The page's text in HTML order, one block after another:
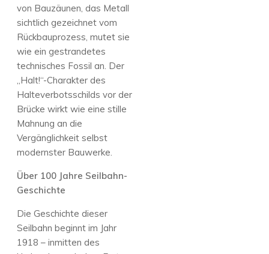
von Bauzäunen, das Metall
sichtlich gezeichnet vom
Rückbauprozess, mutet sie
wie ein gestrandetes
technisches Fossil an. Der
„Halt!“-Charakter des
Halteverbotsschilds vor der
Brücke wirkt wie eine stille
Mahnung an die
Vergänglichkeit selbst
modernster Bauwerke.
Über 100 Jahre Seilbahn-
Geschichte
Die Geschichte dieser
Seilbahn beginnt im Jahr
1918 – inmitten des